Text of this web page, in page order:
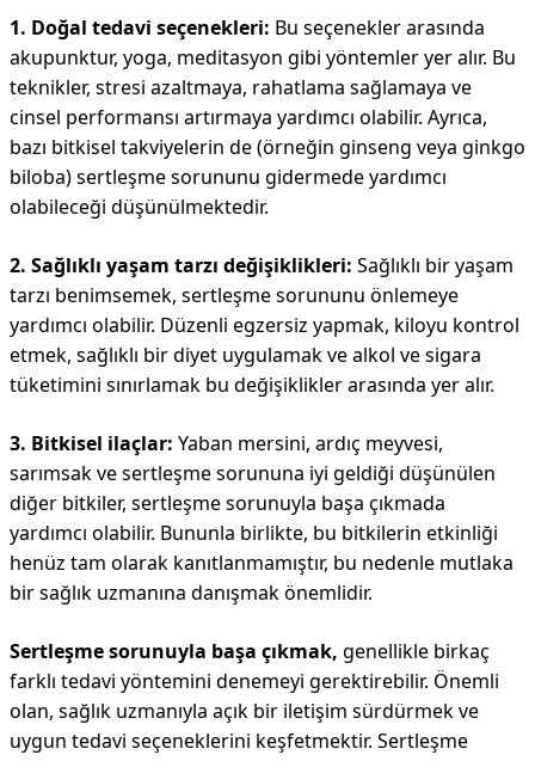
1. Doğal tedavi seçenekleri: Bu seçenekler arasında
akupunktur, yoga, meditasyon gibi yöntemler yer alır. Bu
teknikler, stresi azaltmaya, rahatlama sağlamaya ve
cinsel performansı artırmaya yardımcı olabilir. Ayrıca,
bazı bitkisel takviyelerin de (örneğin ginseng veya ginkgo
biloba) sertleşme sorununu gidermede yardımcı
olabileceği düşünülmektedir.
2. Sağlıklı yaşam tarzı değişiklikleri: Sağlıklı bir yaşam
tarzı benimsemek, sertleşme sorununu önlemeye
yardımcı olabilir. Düzenli egzersiz yapmak, kiloyu kontrol
etmek, sağlıklı bir diyet uygulamak ve alkol ve sigara
tüketimini sınırlamak bu değişiklikler arasında yer alır.
3. Bitkisel ilaçlar: Yaban mersini, ardıç meyvesi,
sarımsak ve sertleşme sorununa iyi geldiği düşünülen
diğer bitkiler, sertleşme sorunuyla başa çıkmada
yardımcı olabilir. Bununla birlikte, bu bitkilerin etkinliği
henüz tam olarak kanıtlanmamıştır, bu nedenle mutlaka
bir sağlık uzmanına danışmak önemlidir.
Sertleşme sorunuyla başa çıkmak, genellikle birkaç
farklı tedavi yöntemini denemeyi gerektirebilir. Önemli
olan, sağlık uzmanıyla açık bir iletişim sürdürmek ve
uygun tedavi seçeneklerini keşfetmektir. Sertleşme